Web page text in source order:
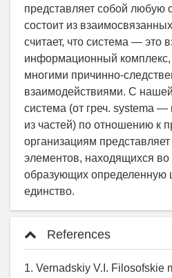
представляет собой любую
состоит из
считает, что система — это
информационный
многими причинно-
взаимодействиями. С нашей
система (от греч. systema —
из частей) по отношению к
организациям
элементов, находящихся во
образующих определенную
единство.
References
1. Vernadskiy V.I. Filosofskie